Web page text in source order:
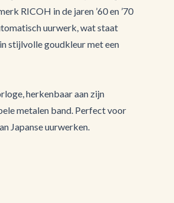
RICOH in de jaren ’60 en ’70
uurwerk, wat staat
stijlvolle goudkleur met een
herkenbaar aan zijn
metalen band. Perfect voor
Japanse uurwerken.